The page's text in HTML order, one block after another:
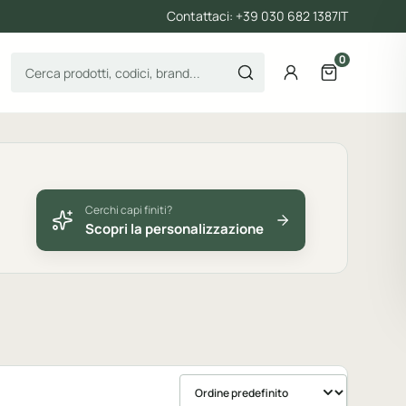
Contattaci: +39 030 682 1387IT
Cerca prodotti AccountApri il
0
Cerchi capi finiti?
Scopri la personalizzazione